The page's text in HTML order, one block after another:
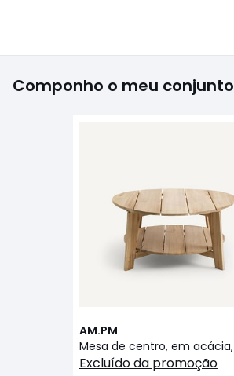
Componho o meu conjunto
AM.PM
excluído da promoção